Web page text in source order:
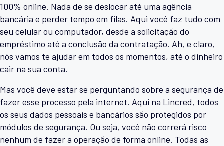
100% online. Nada de se deslocar até uma agência
bancária e perder tempo em filas. Aqui você faz tudo com
seu celular ou computador, desde a solicitação do
empréstimo até a conclusão da contratação. Ah, e claro,
nós vamos te ajudar em todos os momentos, até o dinheiro
cair na sua conta.
Mas você deve estar se perguntando sobre a segurança de
fazer esse processo pela internet. Aqui na Lincred, todos
os seus dados pessoais e bancários são protegidos por
módulos de segurança. Ou seja, você não correrá risco
nenhum de fazer a operação de forma online. Todas as